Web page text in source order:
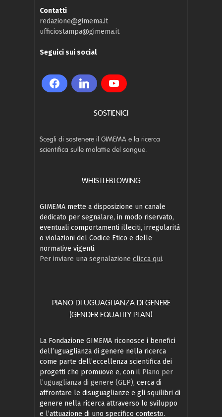
Contatti
redazione@gimema.it
ufficiostampa@gimema.it
Seguici sui social
SOSTIENICI
Scegli di sostenere il GIMEMA e la ricerca
scientifica sulle malattie del sangue.
WHISTLEBLOWING
GIMEMA mette a disposizione un canale
dedicato per segnalare, in modo riservato,
eventuali comportamenti illeciti, irregolarità
o violazioni del Codice Etico e delle
normative vigenti.
Per inviare una segnalazione clicca qui.
PIANO DI UGUAGLIANZA DI GENERE
(GENDER EQUALITY PLAN)
La Fondazione GIMEMA riconosce i benefici
dell’uguaglianza di genere nella ricerca
come parte dell’eccellenza scientifica dei
progetti che promuove e, con il Piano per
l’uguaglianza di genere (GEP), cerca di
affrontare le disuguaglianze e gli squilibri di
genere nella ricerca attraverso lo sviluppo
e l’attuazione di uno specifico contesto.